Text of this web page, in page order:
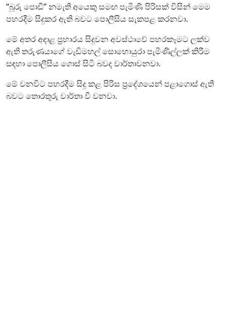
“බූරු පොඩී” නමැති අයෙකු සමඟ පැමිණි පිරිසක් විසින් මෙම
පහරදීම සිදුකර ඇති බවට පොලීසිය සැකපළ කරනවා.
මේ අතර අදාළ ප්‍රහාරය සිදුවන අවස්ථාවේ පහරකෑමට ලක්ව
ඇති තරුණයාගේ වැඩිමහල් සොහොයුරා පැමිණිල්ලක් කිරීම
සඳහා පොලීසිය ගොස් සිටි බවද වාර්තාවනවා.
මේ වනවිට පහරදීම සිදු කළ පිරිස ප්‍රදේශයෙන් පළාගොස් ඇති
බවට තොරතුරු වාර්තා වී වනවා.